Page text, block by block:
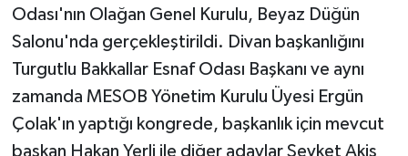
Odası'nın Olağan Genel Kurulu, Beyaz Düğün
Salonu'nda gerçekleştirildi. Divan başkanlığını
Turgutlu Bakkallar Esnaf Odası Başkanı ve aynı
zamanda MESOB Yönetim Kurulu Üyesi Ergün
Çolak'ın yaptığı kongrede, başkanlık için mevcut
başkan Hakan Yerli ile diğer adaylar Şevket Akiş